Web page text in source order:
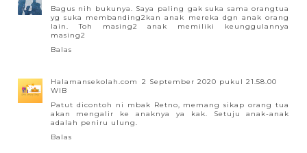
Bagus nih bukunya. Saya paling gak suka sama orangtua
yg suka membanding2kan anak mereka dgn anak orang
lain. Toh masing2 anak memiliki keunggulannya
masing2
Balas
Halamansekolah.com
2 September 2020 pukul 21.58.00
WIB
Patut dicontoh ni mbak Retno, memang sikap orang tua
akan mengalir ke anaknya ya kak. Setuju anak-anak
adalah peniru ulung.
Balas